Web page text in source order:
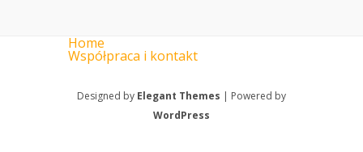
Home
Współpraca i kontakt
Designed by Elegant Themes | Powered by
WordPress